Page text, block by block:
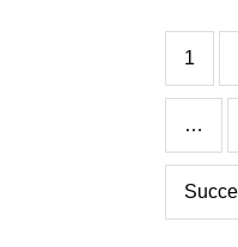
1
…